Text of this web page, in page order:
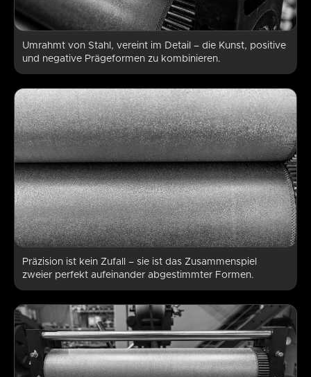
Umrahmt von Stahl, vereint im Detail – die Kunst, positive
und negative Prägeformen zu kombinieren.
Präzision ist kein Zufall – sie ist das Zusammenspiel
zweier perfekt aufeinander abgestimmter Formen.